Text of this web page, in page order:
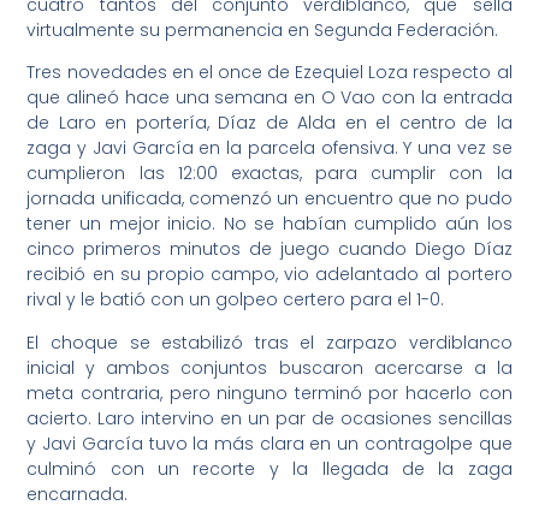
virtualmente su permanencia en Segunda Federación.
Tres novedades en el once de Ezequiel Loza respecto al
que alineó hace una semana en O Vao con la entrada
de Laro en portería, Díaz de Alda en el centro de la
zaga y Javi García en la parcela ofensiva. Y una vez se
cumplieron las 12:00 exactas, para cumplir con la
jornada unificada, comenzó un encuentro que no pudo
tener un mejor inicio. No se habían cumplido aún los
cinco primeros minutos de juego cuando Diego Díaz
recibió en su propio campo, vio adelantado al portero
rival y le batió con un golpeo certero para el 1-0.
El choque se estabilizó tras el zarpazo verdiblanco
inicial y ambos conjuntos buscaron acercarse a la
meta contraria, pero ninguno terminó por hacerlo con
acierto. Laro intervino en un par de ocasiones sencillas
y Javi García tuvo la más clara en un contragolpe que
culminó con un recorte y la llegada de la zaga
encarnada.